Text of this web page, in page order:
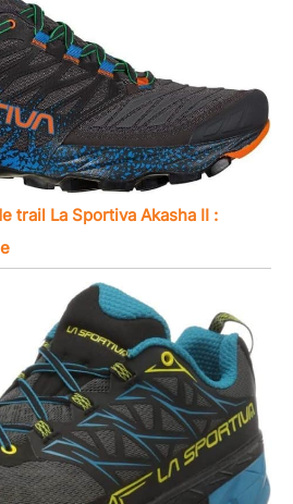
trail La Sportiva Akasha II :